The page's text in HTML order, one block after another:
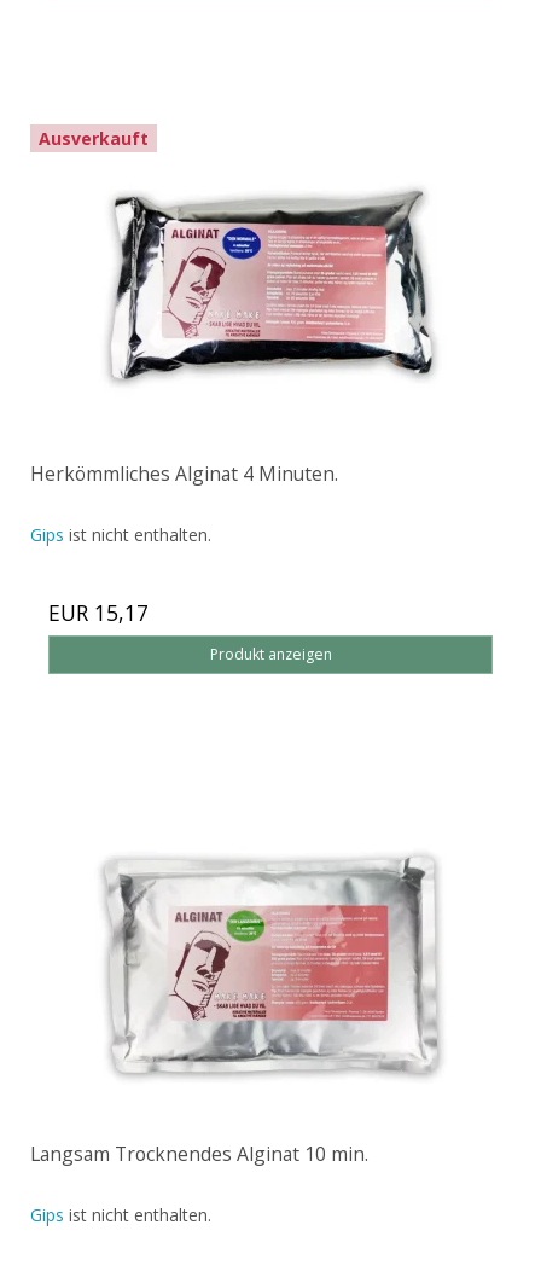
Ausverkauft
Herkömmliches Alginat 4 Minuten.
Gips ist nicht enthalten.
EUR 15,17
Produkt anzeigen
Langsam Trocknendes Alginat 10 min.
Gips ist nicht enthalten.